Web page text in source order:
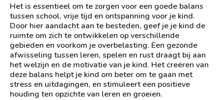
Het is essentieel om te zorgen voor een goede balans
tussen school, vrije tijd en ontspanning voor je kind.
Door hier aandacht aan te besteden, geef je je kind de
ruimte om zich te ontwikkelen op verschillende
gebieden en voorkom je overbelasting. Een gezonde
afwisseling tussen leren, spelen en rust draagt bij aan
het welzijn en de motivatie van je kind. Het creëren van
deze balans helpt je kind om beter om te gaan met
stress en uitdagingen, en stimuleert een positieve
houding ten opzichte van leren en groeien.